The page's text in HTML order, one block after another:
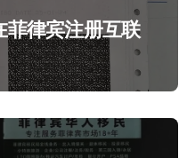
菲律宾注册互联